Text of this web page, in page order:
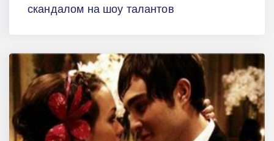
скандалом на шоу талантов